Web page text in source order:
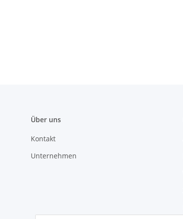
Über uns
Kontakt
Unternehmen